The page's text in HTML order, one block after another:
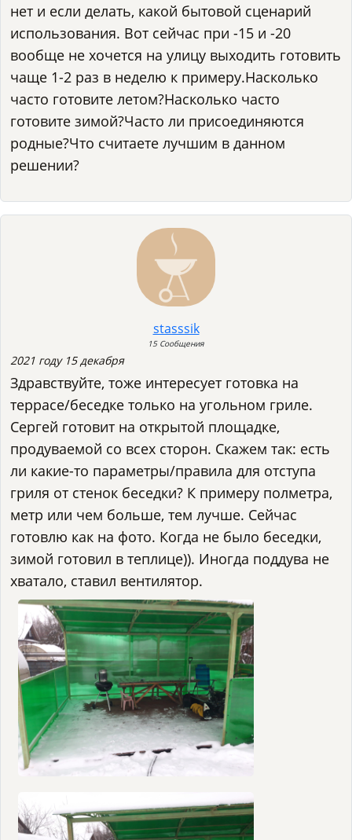
нет и если делать, какой бытовой сценарий
использования. Вот сейчас при -15 и -20
вообще не хочется на улицу выходить готовить
чаще 1-2 раз в неделю к примеру.Насколько
часто готовите летом?Насколько часто
готовите зимой?Часто ли присоединяются
родные?Что считаете лучшим в данном
решении?
stasssik
15 Сообщения
2021 году 15 декабря
Здравствуйте, тоже интересует готовка на
террасе/беседке только на угольном гриле.
Сергей готовит на открытой площадке,
продуваемой со всех сторон. Скажем так: есть
ли какие-то параметры/правила для отступа
гриля от стенок беседки? К примеру полметра,
метр или чем больше, тем лучше. Сейчас
готовлю как на фото. Когда не было беседки,
зимой готовил в теплице)). Иногда поддува не
хватало, ставил вентилятор.